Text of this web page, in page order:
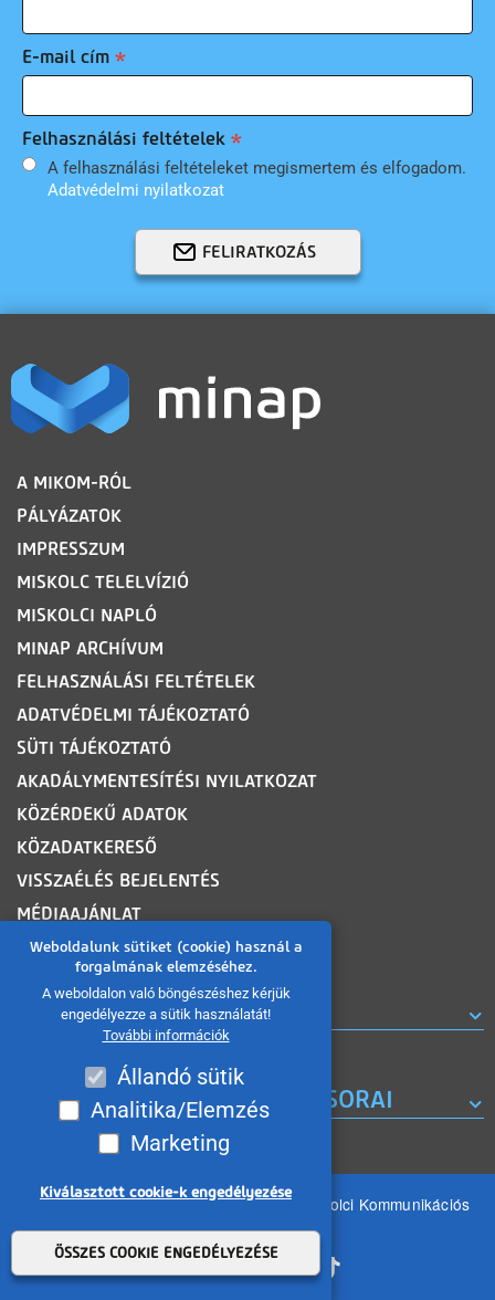
Weboldalunk sütiket (cookie) használ a
forgalmának elemzéséhez.
A weboldalon való böngészéshez kérjük
engedélyezze a sütik használatát!
További információk
Állandó sütik
Analitika/Elemzés
Marketing
Kiválasztott cookie-k engedélyezése
ÖSSZES COOKIE ENGEDÉLYEZÉSE
E-mail cím
Felhasználási feltételek
A felhasználási feltételeket megismertem és elfogadom.
Adatvédelmi nyilatkozat
FELIRATKOZÁS
LÁBLÉC
A MIKOM-RÓL
PÁLYÁZATOK
IMPRESSZUM
MISKOLC TELELVÍZIÓ
MISKOLCI NAPLÓ
MINAP ARCHÍVUM
FELHASZNÁLÁSI FELTÉTELEK
ADATVÉDELMI TÁJÉKOZTATÓ
SÜTI TÁJÉKOZTATÓ
AKADÁLYMENTESÍTÉSI NYILATKOZAT
KÖZÉRDEKŰ ADATOK
KÖZADATKERESŐ
VISSZAÉLÉS BEJELENTÉS
MÉDIAAJÁNLAT
OLDALTÉRKÉP
ROVATOK
A MISKOLC TV KORÁBBI MŰSORAI
Minden jog fenntartva 2026 © MIKOM Miskolci Kommunikációs
Nonprofit Kft.